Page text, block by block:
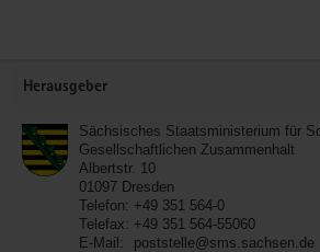
Herausgeber
Sächsisches Staatsministerium für
Gesellschaftlichen Zusammenhalt
Albertstr. 10
01097 Dresden
Telefon: +49 351 564-0
Telefax: +49 351 564-55060
E-Mail:
poststelle@sms.sachsen.de